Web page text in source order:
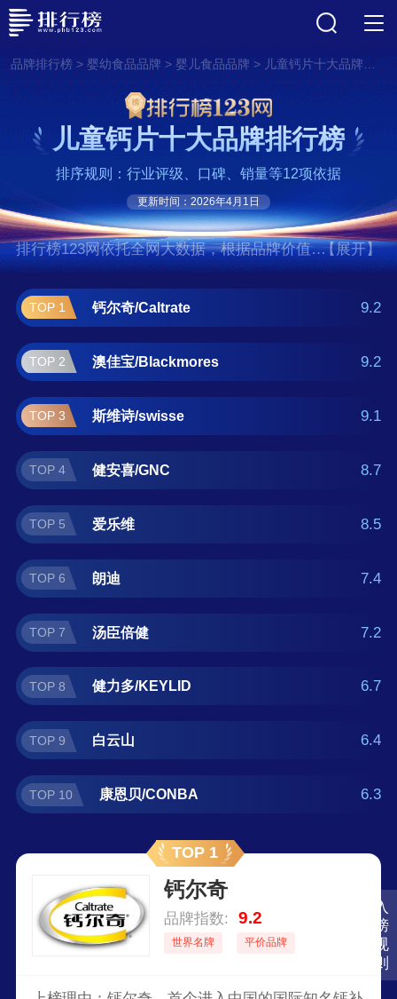
品牌排行榜> 婴幼食品品牌 > 婴儿食品品牌 > 儿童钙片十大品牌排行榜
入
榜
规
则
儿童钙片十大品牌排行榜
排序规则：行业评级、口碑、销量等12项依据
更新时间：2026年4月1日
排行榜123网依托全网大数据，根据品牌价值、
口碑评价等多项指数评选出了儿童钙片十大品
牌排行榜,前十名分别是钙尔奇/Caltrate、澳佳
宝/Blackmores、斯维诗/swisse、健安
喜/GNC、爱乐维、朗迪、汤臣倍健、健力
多/KEYLID、白云山、康恩贝/CONBA。如果您
正在查找儿童钙片什么牌子好？那么本儿童钙
片十大品牌榜单可供您作为选购参考，我们致
力于用最真实的用户数据推荐口碑最好的儿童
钙片品牌，让您选得放心。(榜单每月更新一次)
【展开】
TOP 1 钙尔奇/Caltrate 9.2
TOP 2 澳佳宝/Blackmores 9.2
TOP 3 斯维诗/swisse 9.1
TOP 4 健安喜/GNC 8.7
TOP 5 爱乐维 8.5
TOP 6 朗迪 7.4
TOP 7 汤臣倍健 7.2
TOP 8 健力多/KEYLID 6.7
TOP 9 白云山 6.4
TOP 10 康恩贝/CONBA 6.3
TOP 1
钙尔奇
品牌指数: 9.2
世界名牌 平价品牌